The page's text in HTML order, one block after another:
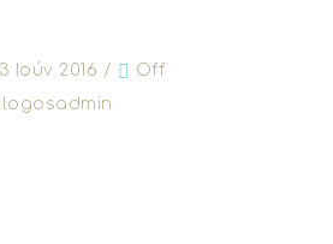
Ιούν 2016 /
Off